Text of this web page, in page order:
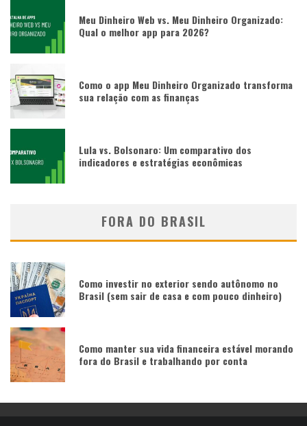
Meu Dinheiro Web vs. Meu Dinheiro Organizado:
Qual o melhor app para 2026?
Como o app Meu Dinheiro Organizado transforma
sua relação com as finanças
Lula vs. Bolsonaro: Um comparativo dos
indicadores e estratégias econômicas
FORA DO BRASIL
Como investir no exterior sendo autônomo no
Brasil (sem sair de casa e com pouco dinheiro)
Como manter sua vida financeira estável morando
fora do Brasil e trabalhando por conta